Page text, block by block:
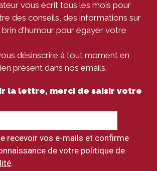
vous écrit tous les mois pour
des conseils, des informations sur
brin d'humour pour égayer votre
désinscrire à tout moment en
présent dans nos emails.
la lettre, merci de saisir votre
recevoir vos e-mails et confirme
de votre politique de
.